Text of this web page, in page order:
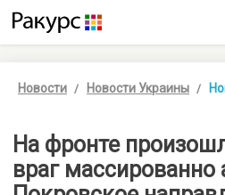
Новости Новости Украины
На фронте
враг массированно